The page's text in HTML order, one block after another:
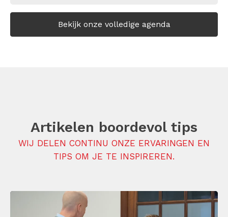
Bekijk onze volledige agenda
Artikelen boordevol tips
WIJ DELEN CONTINU ONZE ERVARINGEN EN
TIPS OM JE TE INSPIREREN.